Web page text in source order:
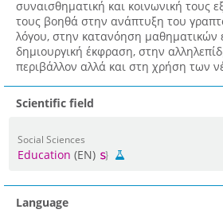
συναισθηματική και κοινωνική τους
τους βοηθά στην ανάπτυξη του
λόγου, στην κατανόηση μαθηματικών
δημιουργική έκφραση, στην
περιβάλλον αλλά και στη χρήση των
Scientific field
Social Sciences
Education (EN)
Language